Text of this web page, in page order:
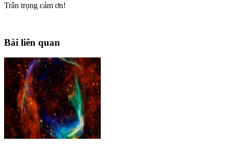
Trân trọng cám ơn!
Bài liên quan